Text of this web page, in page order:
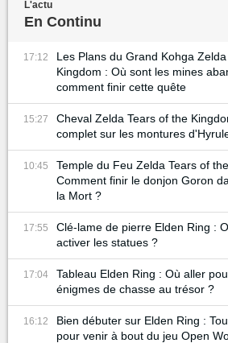
L'actu
En Continu
17:12
Les Plans du Grand Kohga
Kingdom : Où sont les mines
comment finir cette quête
15:27
Cheval Zelda Tears of the
complet sur les montures
10:45
Temple du Feu Zelda Tears of
Comment finir le donjon Goron
la Mort ?
17:55
Clé-lame de pierre Elden Ring :
activer les statues ?
17:04
Tableau Elden Ring : Où aller
énigmes de chasse au trésor ?
16:12
Bien débuter sur Elden Ring :
pour venir à bout du jeu Open